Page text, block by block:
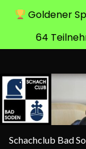
Schachclub Bad
Goldener
64